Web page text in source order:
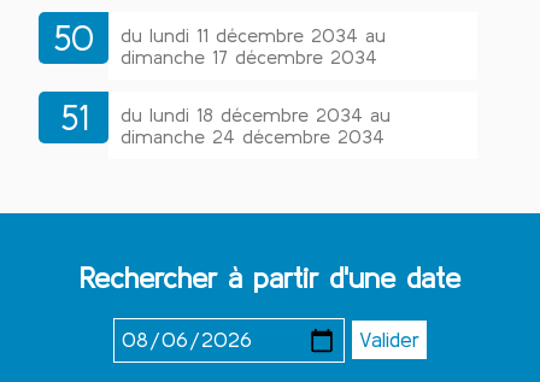
50
du lundi 11 décembre 2034 au
dimanche 17 décembre 2034
51
du lundi 18 décembre 2034 au
dimanche 24 décembre 2034
Rechercher à partir d'une date